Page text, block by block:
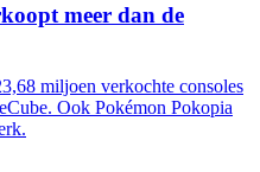
meer dan de
miljoen verkochte consoles
Ook Pokémon Pokopia